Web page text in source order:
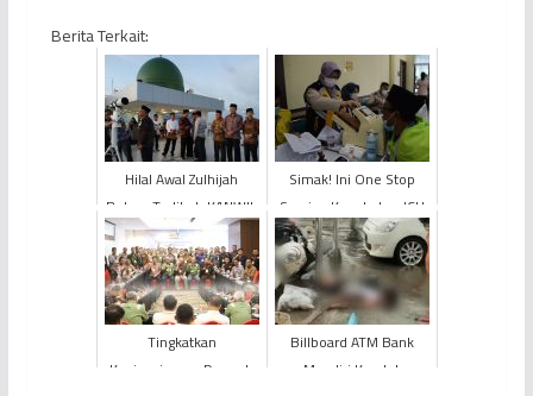
Berita Terkait:
Hilal Awal Zulhijah
Belum Terlihat, KANWIL
Kementerian Agama
Provinsi Jambi
Umumkan I...
Simak! Ini One Stop
Service Kesehatan JCH
Provinsi Jambi
Tingkatkan
Kesiapsiagaan Darurat,
Billboard ATM Bank
Mandiri Korslet